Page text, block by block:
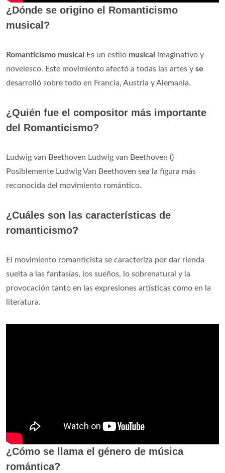
¿Dónde se origino el Romanticismo
musical?
Romanticismo musical Es un estilo musical imaginativo y
novelesco. Este movimiento afectó a todas las artes y se
desarrolló sobre todo en Francia, Austria y Alemania.
¿Quién fue el compositor más importante
del Romanticismo?
Ludwig van Beethoven Ludwig van Beethoven ()
Posiblemente Ludwig Van Beethoven sea la figura más
reconocida del movimiento romántico.
¿Cuáles son las características de
romanticismo?
El movimiento romanticista se caracteriza por dar rienda
suelta a las fantasías, los sueños, lo sobrenatural y la
provocación tanto en las expresiones artísticas como en la
literatura.
¿Cómo se llama el género de música
romántica?